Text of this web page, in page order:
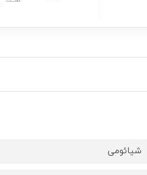
شیائومی